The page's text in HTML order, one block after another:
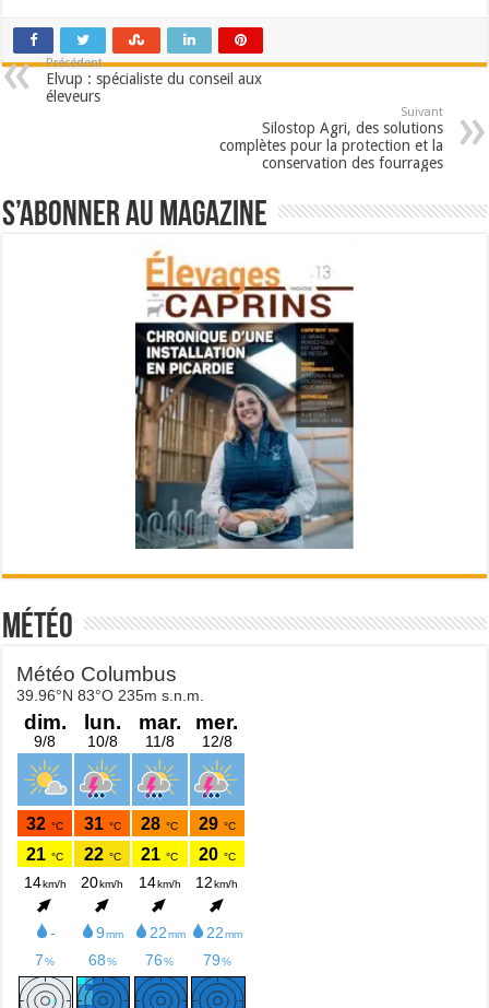
Précédent
Elvup : spécialiste du conseil aux
éleveurs
Suivant
Silostop Agri, des solutions
complètes pour la protection et la
conservation des fourrages
S’abonner au magazine
Météo